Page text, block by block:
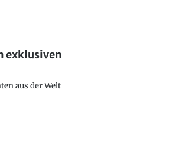
exklusiven
aus der Welt